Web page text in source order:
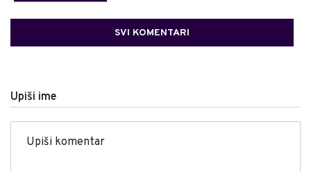
SVI KOMENTARI
Upiši ime